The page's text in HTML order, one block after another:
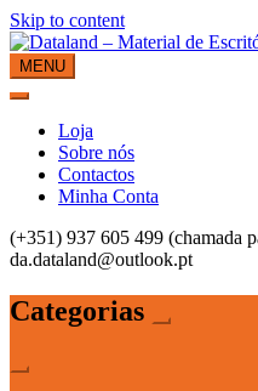
Skip to content
Dataland – Material de Escritório
Material de Escritório
MENU
Loja
Sobre nós
Contactos
Minha Conta
(+351) 937 605 499 (chamada
da.dataland@outlook.pt
Categorias